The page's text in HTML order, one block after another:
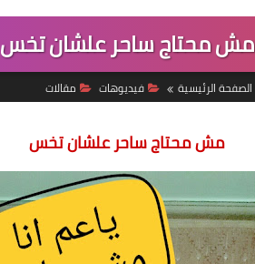
مش محتاج ساحر علشان تخس
الصفحة الرئيسية فيديوهات مقالات
مش محتاج ساحر علشان تخس